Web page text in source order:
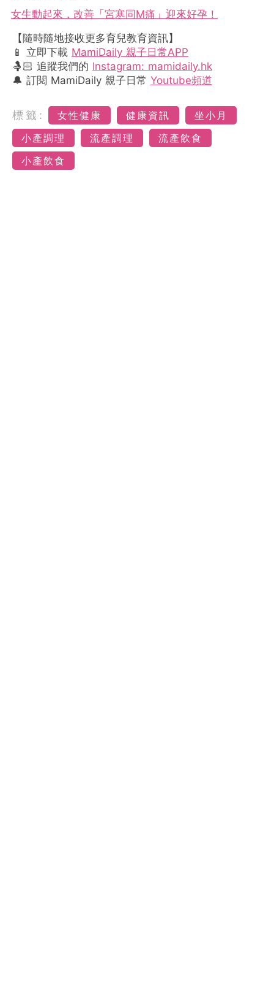
女生動起來，改善「宮寒同M痛」迎來好孕！
【隨時隨地接收更多育兒教育資訊】
📱 立即下載 MamiDaily 親子日常APP
🤱🏻 追蹤我們的 Instagram: mamidaily.hk
🔔 訂閱 MamiDaily 親子日常 Youtube頻道
標籤: 女性健康 健康資訊
坐小月
小產調理
流產調理
流產飲食
小產飲食